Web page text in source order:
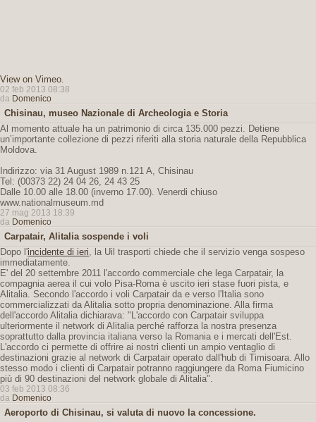
View on Vimeo.
02 feb 2013 08:38
da Domenico
Chisinau, museo Nazionale di Archeologia e Storia
Al momento attuale ha un patrimonio di circa 135.000 pezzi. Detiene
un’importante collezione di pezzi riferiti alla storia naturale della Repubblica
Moldova.
Indirizzo: via 31 August 1989 n.121 A, Chisinau
Tel: (00373 22) 24 04 26, 24 43 25
Dalle 10.00 alle 18.00 (inverno 17.00). Venerdi chiuso
www.nationalmuseum.md
27 mag 2013 18:39
da Domenico
Carpatair, Alitalia sospende i voli
Dopo l'incidente di ieri, la Uil trasporti chiede che il servizio venga sospeso
immediatamente.
E' del 20 settembre 2011 l'accordo commerciale che lega Carpatair, la
compagnia aerea il cui volo Pisa-Roma è uscito ieri stase fuori pista, e
Alitalia. Secondo l'accordo i voli Carpatair da e verso l'Italia sono
commercializzati da Alitalia sotto propria denominazione. Alla firma
dell'accordo Alitalia dichiarava: "L'accordo con Carpatair sviluppa
ulteriormente il network di Alitalia perché rafforza la nostra presenza
soprattutto dalla provincia italiana verso la Romania e i mercati dell'Est.
L'accordo ci permette di offrire ai nostri clienti un ampio ventaglio di
destinazioni grazie al network di Carpatair operato dall'hub di Timisoara. Allo
stesso modo i clienti di Carpatair potranno raggiungere da Roma Fiumicino
più di 90 destinazioni del network globale di Alitalia".
03 feb 2013 08:36
da Domenico
Aeroporto di Chisinau, si valuta di nuovo la concessione.